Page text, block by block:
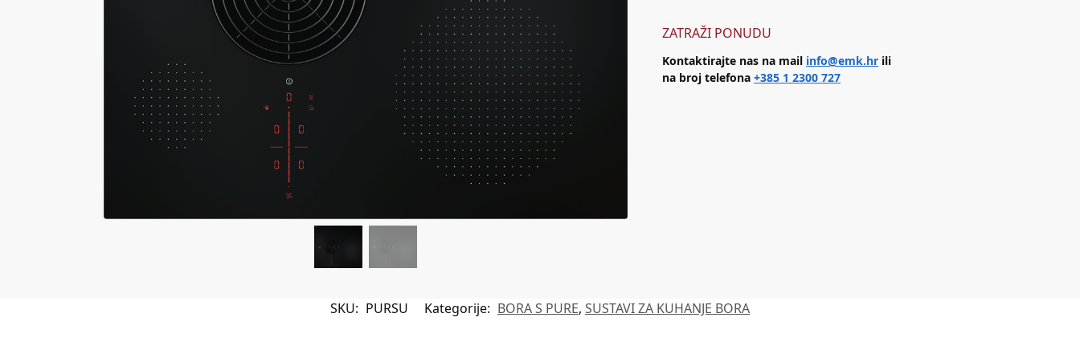
ZATRAŽI PONUDU
Kontaktirajte nas na mail info@emk.hr ili
na broj telefona+385 1 2300 727
SKU: PURSU Kategorije: BORA S PURE, SUSTAVI ZA KUHANJE BORA